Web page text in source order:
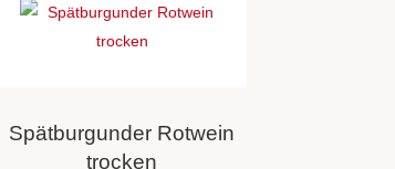
Spätburgunder Rotwein
trocken